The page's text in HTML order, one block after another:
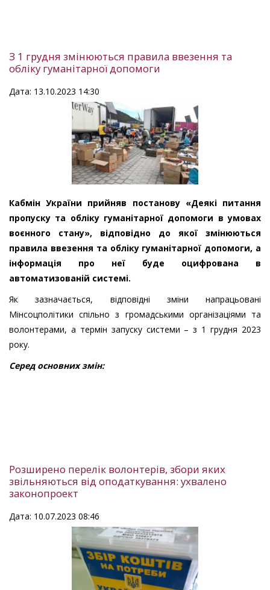
З 1 грудня змінюються правила ввезення та
обліку гуманітарної допомоги
Дата: 13.10.2023 14:30
Кабмін України прийняв постанову «Деякі питання
пропуску та обліку гуманітарної допомоги в умовах
воєнного стану», відповідно до якої змінюються
правила ввезення та обліку гуманітарної допомоги, а
інформація про неї буде оцифрована в
автоматизованій системі.
Як зазначається, відповідні зміни напрацьовані
Мінсоцполітики спільно з громадськими організаціями та
волонтерами, а термін запуску системи – з 1 грудня 2023
року.
Серед основних змін:
Розширено перелік волонтерів, збори яких
звільняються від оподаткування: ухвалено
законопроект
Дата: 10.07.2023 08:46